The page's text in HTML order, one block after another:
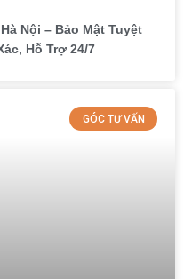
Nội – Bảo Mật Tuyệt
Hỗ Trợ 24/7
GÓC TƯ VẤN